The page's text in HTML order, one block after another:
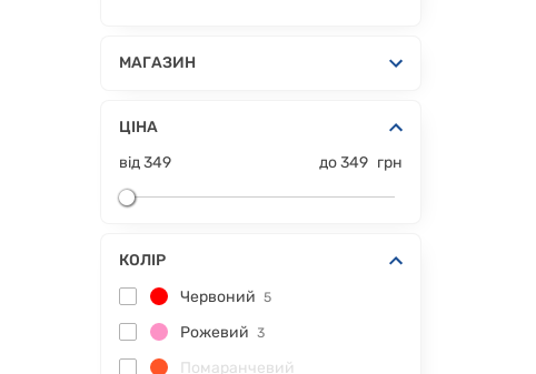
МАГАЗИН
ЦІНА
від349 до 349 грн
КОЛІР
Червоний 5
Рожевий 3
Помаранчевий